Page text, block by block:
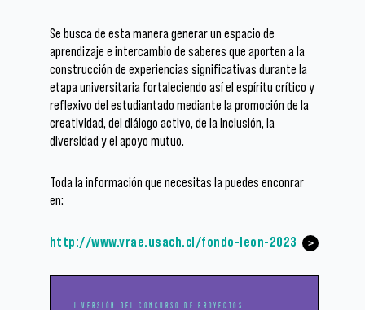
Se busca de esta manera generar un espacio de
aprendizaje e intercambio de saberes que aporten a la
construcción de experiencias significativas durante la
etapa universitaria fortaleciendo así el espíritu crítico y
reflexivo del estudiantado mediante la promoción de la
creatividad, del diálogo activo, de la inclusión, la
diversidad y el apoyo mutuo.
Toda la información que necesitas la puedes enconrar
en:
http://www.vrae.usach.cl/fondo-leon-2023